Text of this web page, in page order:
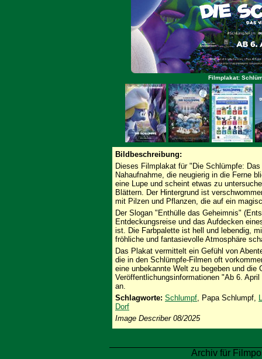
Filmplakat:
Bildbeschreibung:
Dieses Filmplakat für "Die Schlümpfe:
Nahaufnahme, die neugierig in die Ferne
eine Lupe und scheint etwas zu
Blättern. Der Hintergrund ist
mit Pilzen und Pflanzen, die auf ein
Der Slogan "Enthülle das Geheimnis"
Entdeckungsreise und das Aufdecken
ist. Die Farbpalette ist hell und lebendig,
fröhliche und fantasievolle Atmosphäre
Das Plakat vermittelt ein Gefühl von
die in den Schlümpfe-Filmen oft
eine unbekannte Welt zu begeben und
Veröffentlichungsinformationen "Ab 6.
an.
Schlagworte: Schlumpf, Papa Schlumpf,
Dorf
Image Describer 08/2025
Archiv für